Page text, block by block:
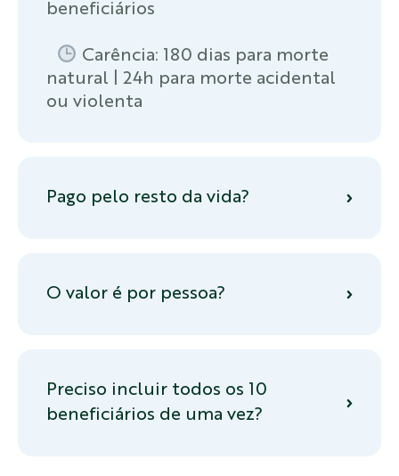
beneficiários
Carência: 180 dias para morte
natural | 24h para morte acidental
ou violenta
Pago pelo resto da vida?
O valor é por pessoa?
Preciso incluir todos os 10
beneficiários de uma vez?